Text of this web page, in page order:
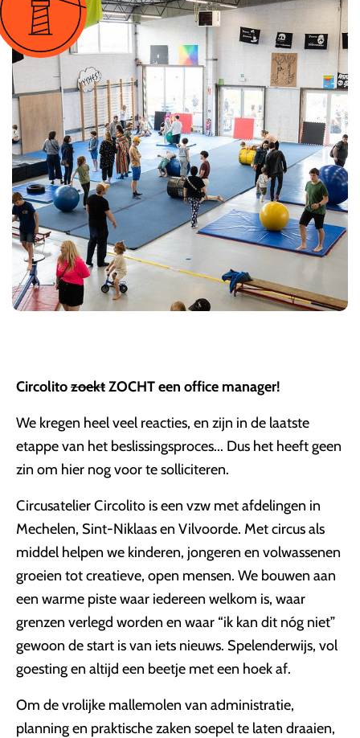
CircolitozoektZOCHT een office manager!
We kregen heel veel reacties, en zijn in de laatste
etappe van het beslissingsproces... Dus het heeft geen
zin om hier nog voor te solliciteren.
Circusatelier Circolito is een vzw met afdelingen in
Mechelen, Sint-Niklaas en Vilvoorde. Met circus als
middel helpen we kinderen, jongeren en volwassenen
groeien tot creatieve, open mensen. We bouwen aan
een warme piste waar iedereen welkom is, waar
grenzen verlegd worden en waar “ik kan dit nóg niet”
gewoon de start is van iets nieuws. Spelenderwijs, vol
goesting en altijd een beetje met een hoek af.
Om de vrolijke mallemolen van administratie,
planning en praktische zaken soepel te laten draaien,